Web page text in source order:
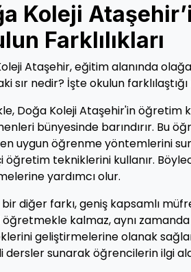
Koleji
Farklılıkları
Ataşehir, eğitim alanında
sır nedir? İşte okulun
Doğa Koleji Ataşehir'in öğretim
bünyesinde barındırır. Bu
uygun öğrenme yöntemlerini
öğretim tekniklerini kullanır.
yardımcı olur.
diğer farkı, geniş kapsamlı
kalmaz, aynı
geliştirmelerine olanak
dersler sunarak öğrencilerin ilgi